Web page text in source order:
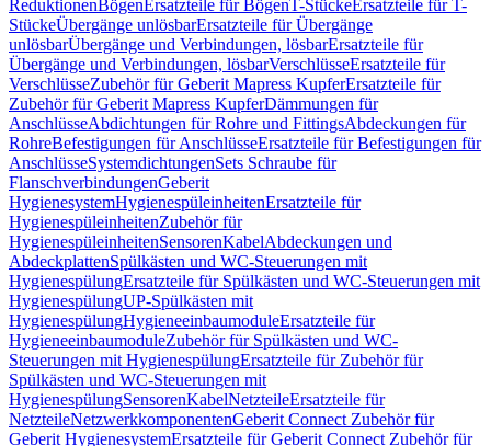
ReduktionenBögenErsatzteile für BögenT-StückeErsatzteile für T-
StückeÜbergänge unlösbarErsatzteile für Übergänge
unlösbarÜbergänge und Verbindungen, lösbarErsatzteile für
Übergänge und Verbindungen, lösbarVerschlüsseErsatzteile für
VerschlüsseZubehör für Geberit Mapress KupferErsatzteile für
Zubehör für Geberit Mapress KupferDämmungen für
AnschlüsseAbdichtungen für Rohre und FittingsAbdeckungen für
RohreBefestigungen für AnschlüsseErsatzteile für Befestigungen für
AnschlüsseSystemdichtungenSets Schraube für
FlanschverbindungenGeberit
HygienesystemHygienespüleinheitenErsatzteile für
HygienespüleinheitenZubehör für
HygienespüleinheitenSensorenKabelAbdeckungen und
AbdeckplattenSpülkästen und WC-Steuerungen mit
HygienespülungErsatzteile für Spülkästen und WC-Steuerungen mit
HygienespülungUP-Spülkästen mit
HygienespülungHygieneeinbaumoduleErsatzteile für
HygieneeinbaumoduleZubehör für Spülkästen und WC-
Steuerungen mit HygienespülungErsatzteile für Zubehör für
Spülkästen und WC-Steuerungen mit
HygienespülungSensorenKabelNetzteileErsatzteile für
NetzteileNetzwerkkomponentenGeberit Connect Zubehör für
Geberit HygienesystemErsatzteile für Geberit Connect Zubehör für